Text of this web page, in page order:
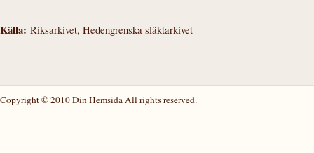
Källa: Riksarkivet, Hedengrenska släktarkivet
Copyright © 2010 Din Hemsida All rights reserved.